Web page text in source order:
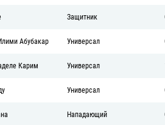
Защитник
Абубакар Универсал
Карим Универсал
Универсал
Нападающий